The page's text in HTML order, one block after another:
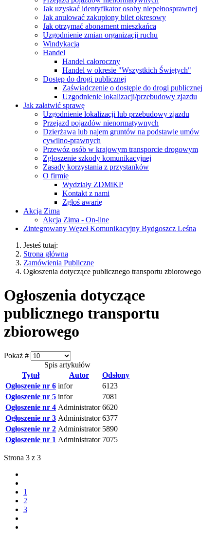
Jak uzyskać identyfikator osoby niepełnosprawnej
Jak anulować zakupiony bilet okresowy
Jak otrzymać abonament mieszkańca
Uzgodnienie zmian organizacji ruchu
Windykacja
Handel
Handel całoroczny
Handel w okresie "Wszystkich Świętych"
Dostęp do drogi publicznej
Zaświadczenie o dostępie do drogi publicznej
Uzgodnienie lokalizacji/przebudowy zjazdu
Jak załatwić sprawę
Uzgodnienie lokalizacji lub przebudowy zjazdu
Przejazd pojazdów nienormatywnych
Dzierżawa lub najem gruntów na podstawie umów
cywilno-prawnych
Przewóz osób w krajowym transporcie drogowym
Zgłoszenie szkody komunikacyjnej
Zasady korzystania z przystanków
O firmie
Wydziały ZDMiKP
Kontakt z nami
Zgłoś awarię
Akcja Zima
Akcja Zima - On-line
Zintegrowany Węzeł Komunikacyjny Bydgoszcz Leśna
Jesteś tutaj:
Strona główna
Zamówienia Publiczne
Ogłoszenia dotyczące publicznego transportu zbiorowego
Ogłoszenia dotyczące
publicznego transportu
zbiorowego
Pokaż #
Spis artykułów
Tytuł
Autor
Odsłony
Ogłoszenie nr 6 infor
6123
Ogłoszenie nr 5 infor
7081
Ogłoszenie nr 4 Administrator 6620
Ogłoszenie nr 3 Administrator 6377
Ogłoszenie nr 2 Administrator 5890
Ogłoszenie nr 1 Administrator 7075
Strona 3 z 3
1
2
3